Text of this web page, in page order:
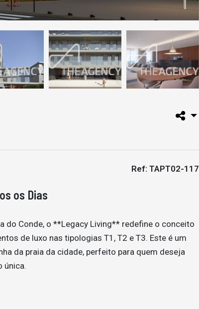
Ref: TAPT02-117
os Dias
do Conde, o **Legacy Living** redefine o conceito
de luxo nas tipologias T1, T2 e T3. Este é um
da praia da cidade, perfeito para quem deseja
única.